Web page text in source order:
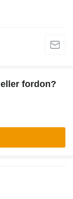
fordon?